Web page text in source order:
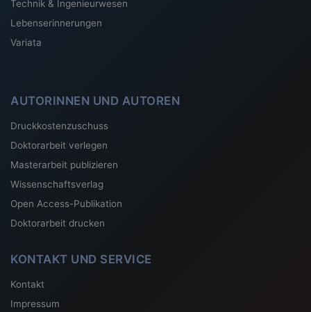
Technik & Ingenieurwesen
Lebenserinnerungen
Variata
AUTORINNEN UND AUTOREN
Druckkostenzuschuss
Doktorarbeit verlegen
Masterarbeit publizieren
Wissenschaftsverlag
Open Access-Publikation
Doktorarbeit drucken
KONTAKT UND SERVICE
Kontakt
Impressum